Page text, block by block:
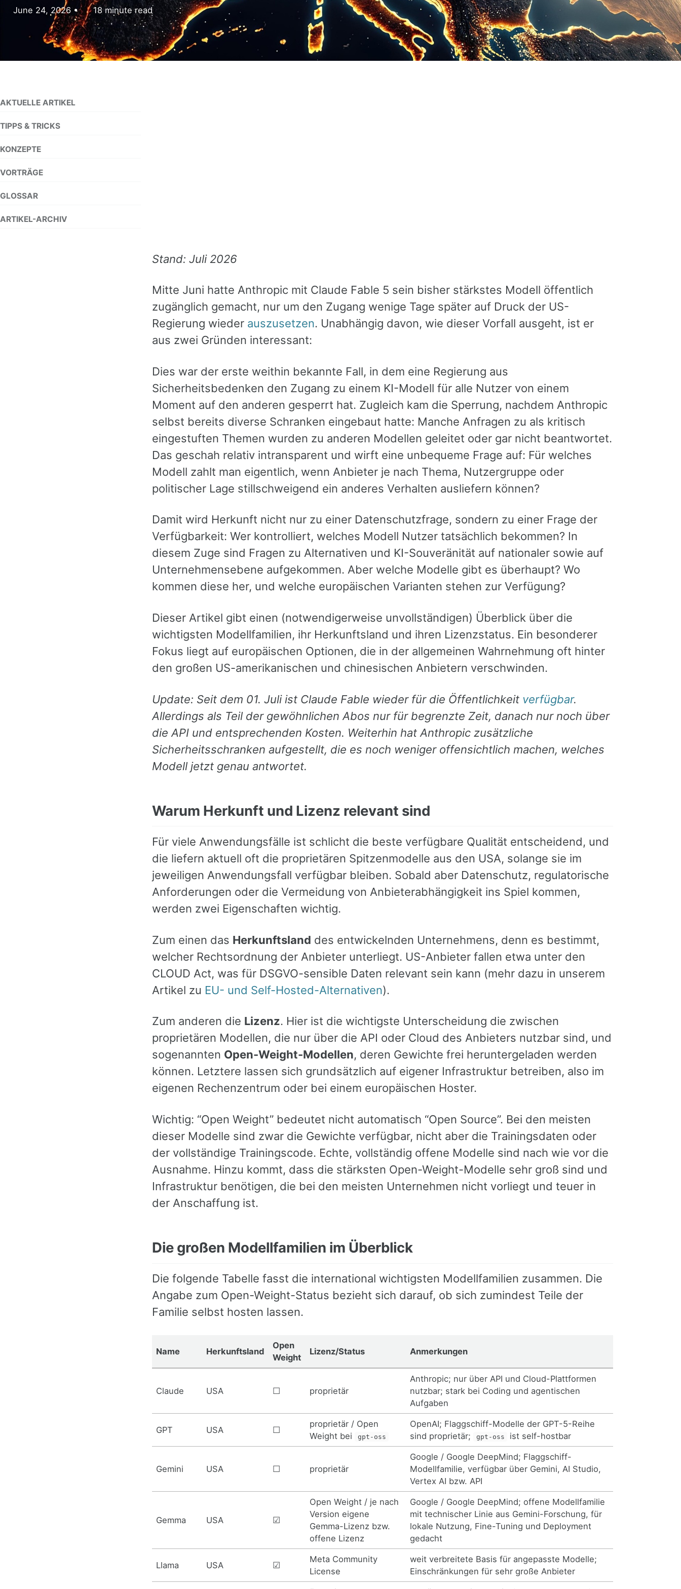
June 24, 2026 18 minute read
AKTUELLE ARTIKEL
TIPPS & TRICKS
KONZEPTE
VORTRÄGE
GLOSSAR
ARTIKEL-ARCHIV
Stand: Juli 2026
Mitte Juni hatte Anthropic mit Claude Fable 5 sein bisher stärkstes Modell öffentlich
zugänglich gemacht, nur um den Zugang wenige Tage später auf Druck der US-
Regierung wieder auszusetzen. Unabhängig davon, wie dieser Vorfall ausgeht, ist er
aus zwei Gründen interessant:
Dies war der erste weithin bekannte Fall, in dem eine Regierung aus
Sicherheitsbedenken den Zugang zu einem KI-Modell für alle Nutzer von einem
Moment auf den anderen gesperrt hat. Zugleich kam die Sperrung, nachdem Anthropic
selbst bereits diverse Schranken eingebaut hatte: Manche Anfragen zu als kritisch
eingestuften Themen wurden zu anderen Modellen geleitet oder gar nicht beantwortet.
Das geschah relativ intransparent und wirft eine unbequeme Frage auf: Für welches
Modell zahlt man eigentlich, wenn Anbieter je nach Thema, Nutzergruppe oder
politischer Lage stillschweigend ein anderes Verhalten ausliefern können?
Damit wird Herkunft nicht nur zu einer Datenschutzfrage, sondern zu einer Frage der
Verfügbarkeit: Wer kontrolliert, welches Modell Nutzer tatsächlich bekommen? In
diesem Zuge sind Fragen zu Alternativen und KI-Souveränität auf nationaler sowie auf
Unternehmensebene aufgekommen. Aber welche Modelle gibt es überhaupt? Wo
kommen diese her, und welche europäischen Varianten stehen zur Verfügung?
Dieser Artikel gibt einen (notwendigerweise unvollständigen) Überblick über die
wichtigsten Modellfamilien, ihr Herkunftsland und ihren Lizenzstatus. Ein besonderer
Fokus liegt auf europäischen Optionen, die in der allgemeinen Wahrnehmung oft hinter
den großen US-amerikanischen und chinesischen Anbietern verschwinden.
Update: Seit dem 01. Juli ist Claude Fable wieder für die Öffentlichkeit verfügbar.
Allerdings als Teil der gewöhnlichen Abos nur für begrenzte Zeit, danach nur noch über
die API und entsprechenden Kosten. Weiterhin hat Anthropic zusätzliche
Sicherheitsschranken aufgestellt, die es noch weniger offensichtlich machen, welches
Modell jetzt genau antwortet.
Warum Herkunft und Lizenz relevant sind
Für viele Anwendungsfälle ist schlicht die beste verfügbare Qualität entscheidend, und
die liefern aktuell oft die proprietären Spitzenmodelle aus den USA, solange sie im
jeweiligen Anwendungsfall verfügbar bleiben. Sobald aber Datenschutz, regulatorische
Anforderungen oder die Vermeidung von Anbieterabhängigkeit ins Spiel kommen,
werden zwei Eigenschaften wichtig.
Zum einen das Herkunftsland des entwickelnden Unternehmens, denn es bestimmt,
welcher Rechtsordnung der Anbieter unterliegt. US-Anbieter fallen etwa unter den
CLOUD Act, was für DSGVO-sensible Daten relevant sein kann (mehr dazu in unserem
Artikel zu EU- und Self-Hosted-Alternativen).
Zum anderen die Lizenz. Hier ist die wichtigste Unterscheidung die zwischen
proprietären Modellen, die nur über die API oder Cloud des Anbieters nutzbar sind, und
sogenannten Open-Weight-Modellen, deren Gewichte frei heruntergeladen werden
können. Letztere lassen sich grundsätzlich auf eigener Infrastruktur betreiben, also im
eigenen Rechenzentrum oder bei einem europäischen Hoster.
Wichtig: “Open Weight” bedeutet nicht automatisch “Open Source”. Bei den meisten
dieser Modelle sind zwar die Gewichte verfügbar, nicht aber die Trainingsdaten oder
der vollständige Trainingscode. Echte, vollständig offene Modelle sind nach wie vor die
Ausnahme. Hinzu kommt, dass die stärksten Open-Weight-Modelle sehr groß sind und
Infrastruktur benötigen, die bei den meisten Unternehmen nicht vorliegt und teuer in
der Anschaffung ist.
Die großen Modellfamilien im Überblick
Die folgende Tabelle fasst die international wichtigsten Modellfamilien zusammen. Die
Angabe zum Open-Weight-Status bezieht sich darauf, ob sich zumindest Teile der
Familie selbst hosten lassen.
Name Herkunftsland
Open
Weight
Lizenz/Status Anmerkungen
Claude USA ☐ proprietär
Anthropic; nur über API und Cloud-Plattformen
nutzbar; stark bei Coding und agentischen
Aufgaben
GPT USA ☐
proprietär / Open
Weight bei
gpt-oss
OpenAI; Flaggschiff-Modelle der GPT-5-Reihe
sind proprietär;
gpt-oss ist self-hostbar
Gemini USA ☐ proprietär
Google / Google DeepMind; Flaggschiff-
Modellfamilie, verfügbar über Gemini, AI Studio,
Vertex AI bzw. API
Gemma USA ☑
Open Weight / je nach
Version eigene
Gemma-Lizenz bzw.
offene Lizenz
Google / Google DeepMind; offene Modellfamilie
mit technischer Linie aus Gemini-Forschung, für
lokale Nutzung, Fine-Tuning und Deployment
gedacht
Llama USA ☑
Meta Community
License
weit verbreitete Basis für angepasste Modelle;
Einschränkungen für sehr große Anbieter